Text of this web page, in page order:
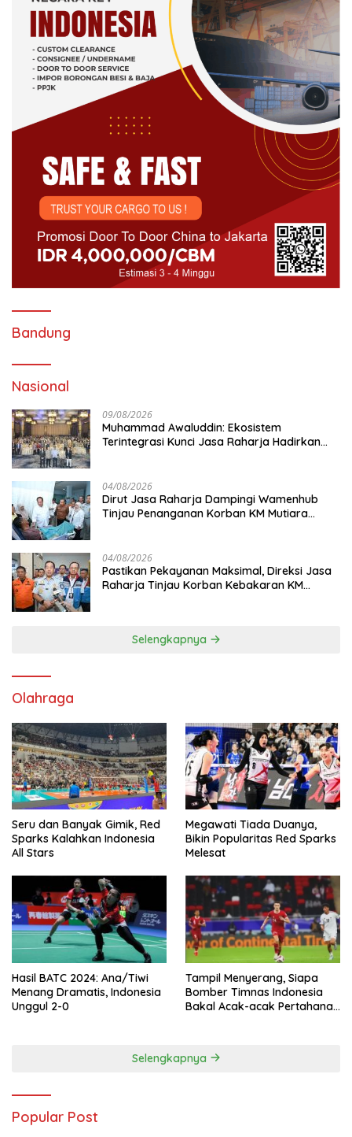
Bandung
Nasional
09/08/2026
Muhammad Awaluddin: Ekosistem
Terintegrasi Kunci Jasa Raharja Hadirkan
04/08/2026
Dirut Jasa Raharja Dampingi Wamenhub
Tinjau Penanganan Korban KM Mutiara
04/08/2026
Pastikan Pekayanan Maksimal, Direksi Jasa
Raharja Tinjau Korban Kebakaran KM
Selengkapnya
Olahraga
Seru dan Banyak Gimik, Red
Sparks Kalahkan Indonesia
All Stars
Megawati Tiada Duanya,
Bikin Popularitas Red Sparks
Melesat
Hasil BATC 2024: Ana/Tiwi
Menang Dramatis, Indonesia
Unggul 2-0
Tampil Menyerang, Siapa
Bomber Timnas Indonesia
Bakal Acak-acak Pertahanan
Selengkapnya
Popular Post